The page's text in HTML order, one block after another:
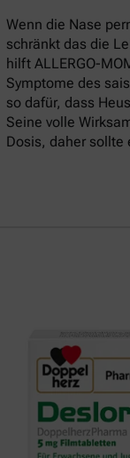
Wenn die Nase
schränkt das die
hilft ALLERGO-
Symptome des
so dafür, dass
Seine volle
Dosis, daher sollte